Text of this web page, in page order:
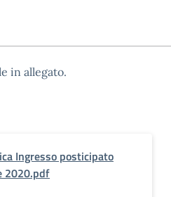
in allegato.
Ingresso posticipato
2020.pdf